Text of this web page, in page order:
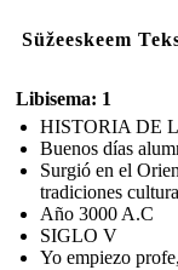
Süžeeskeem
Libisema: 1
HISTORIA DE
Buenos días
Surgió en el
tradiciones
Año 3000 A.C
SIGLO V
Yo empiezo profe,